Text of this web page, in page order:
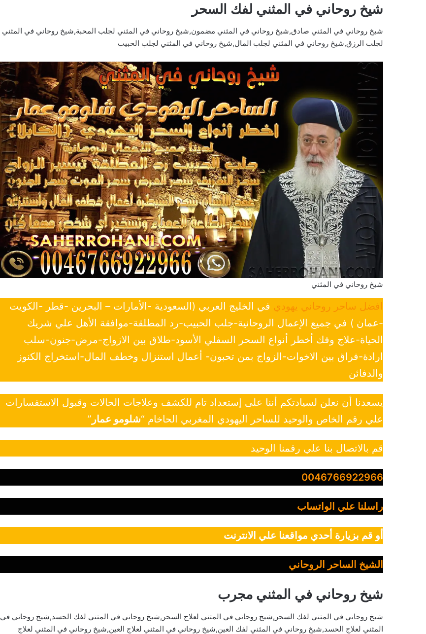
شيخ روحاني في المثني لفك السحر
شيخ روحاني في المثني صادق,شيخ روحاني في المثني مضمون,شيخ روحاني في المثني لجلب المحبة,شيخ روحاني في المثني
لجلب الرزق,شيخ روحاني في المثني لجلب المال,شيخ روحاني في المثني لجلب الحبيب
شيخ روحاني في المثني
افضل ساحر روحاني يهودي في الخليج العربي (السعودية -الأمارات – البحرين -قطر -الكويت
-عمان ) في جميع الإعمال الروحانية-جلب الحبيب-رد المطلقة-موافقة الأهل علي شريك
الحياة-علاج وفك أخطر أنواع السحر السفلي الأسود-طلاق بين الازواج-مرض-جنون-سلب
ارادة-فراق بين الاخوات-الزواج بمن تحبون- أعمال استنزال وخطف المال-استخراج الكنوز
والدفائن
يسعدنا أن نعلن لسيادتكم أننا على إستعداد تام للكشف وعلاجات الحالات وقبول الاستفسارات
علي رقم الخاص والوحيد للساحر اليهودي المغربي الحاخام “شلومو عمار ”
قم بالاتصال بنا علي رقمنا الوحيد
0046766922966
راسلنا علي الواتساب
أو قم بزيارة أحدي مواقعنا علي الانترنت
الشيخ الساحر الروحاني
شيخ روحاني في المثني مجرب
شيخ روحاني في المثني لفك السحر,شيخ روحاني في المثني لعلاج السحر,شيخ روحاني في المثني لفك الحسد,شيخ روحاني في
المثني لعلاج الحسد,شيخ روحاني في المثني لفك العين,شيخ روحاني في المثني لعلاج العين,شيخ روحاني في المثني لعلاج